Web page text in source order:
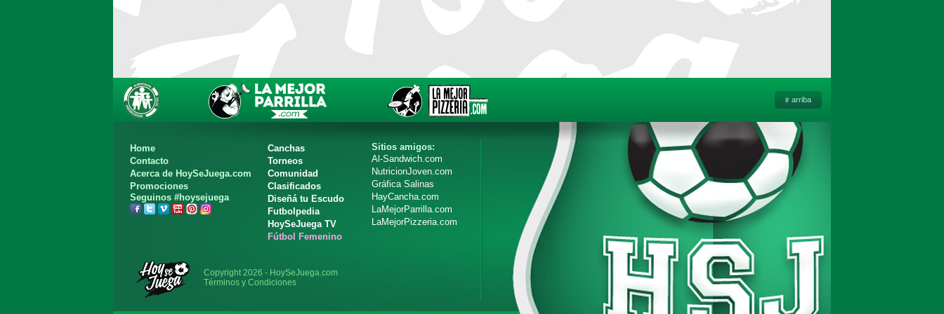
ir arriba
Home
Contacto
Acerca de HoySeJuega.com
Promociones
Seguinos #hoysejuega
Canchas
Torneos
Comunidad
Clasificados
Diseñá tu Escudo
Futbolpedia
HoySeJuega TV
Fútbol Femenino
Sitios amigos:
Al-Sandwich.com
NutricionJoven.com
Gráfica Salinas
HayCancha.com
LaMejorParrilla.com
LaMejorPizzeria.com
Copyright 2026 - HoySeJuega.com
Términos y Condiciones